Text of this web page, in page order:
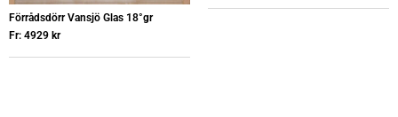
Förrådsdörr Vansjö Glas 18°gr
Fr: 4929 kr